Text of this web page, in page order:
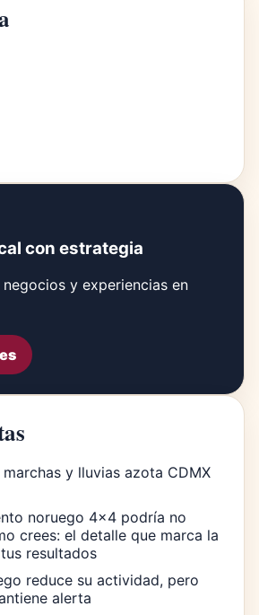
con estrategia
y experiencias en
y lluvias azota CDMX
noruego 4×4 podría no
crees: el detalle que marca la
resultados
reduce su actividad, pero
alerta